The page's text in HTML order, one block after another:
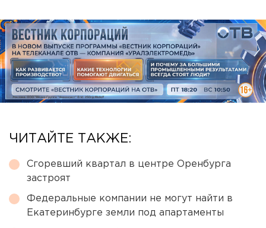
ЧИТАЙТЕ ТАКЖЕ:
Сгоревший квартал в центре Оренбурга
застроят
Федеральные компании не могут найти в
Екатеринбурге земли под апартаменты